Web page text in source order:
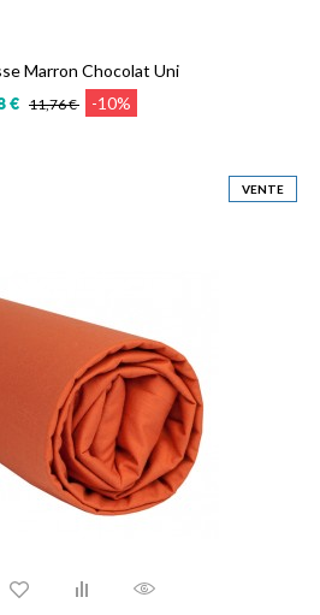
Marron Chocolat Uni
€ 11,76 € -10%
VENTE